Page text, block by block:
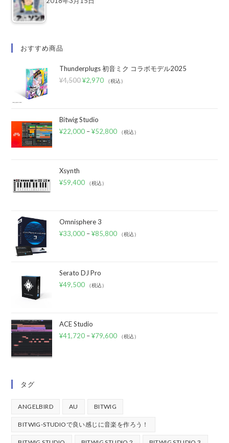
おすすめ商品
Thunderplugs 初音ミク コラボモデル2025
¥4,500 ¥2,970 （税込）
Bitwig Studio
¥22,000 –¥52,800 （税込）
Xsynth
¥59,400 （税込）
Omnisphere 3
¥33,000 –¥85,800 （税込）
Serato DJ Pro
¥49,500 （税込）
ACE Studio
¥41,720 –¥79,600 （税込）
タグ
ANGELBIRD AU BITWIG
BITWIG-STUDIOで良い感じに音楽を作ろう！